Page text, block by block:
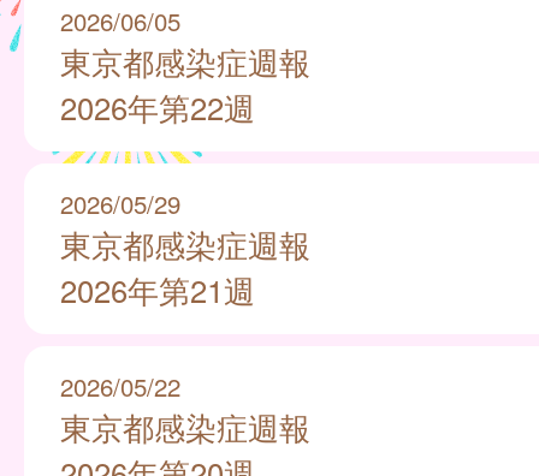
2026/06/05
東京都感染症週報
2026年第22週
2026/05/29
東京都感染症週報
2026年第21週
2026/05/22
東京都感染症週報